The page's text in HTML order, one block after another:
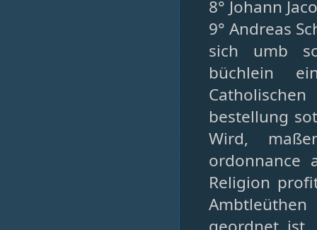
8° Johann
9° Andreas
sich umb
büchlein
bestellung
Wird,
ordonnance
Religion